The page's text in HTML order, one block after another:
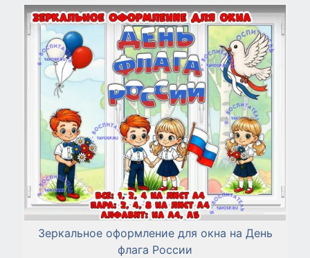
Зеркальное оформление для окна на День
флага России